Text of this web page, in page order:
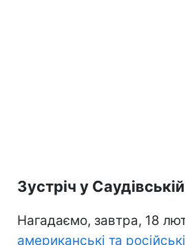
Зустріч у
Нагадаємо, завтра, 18
американські та